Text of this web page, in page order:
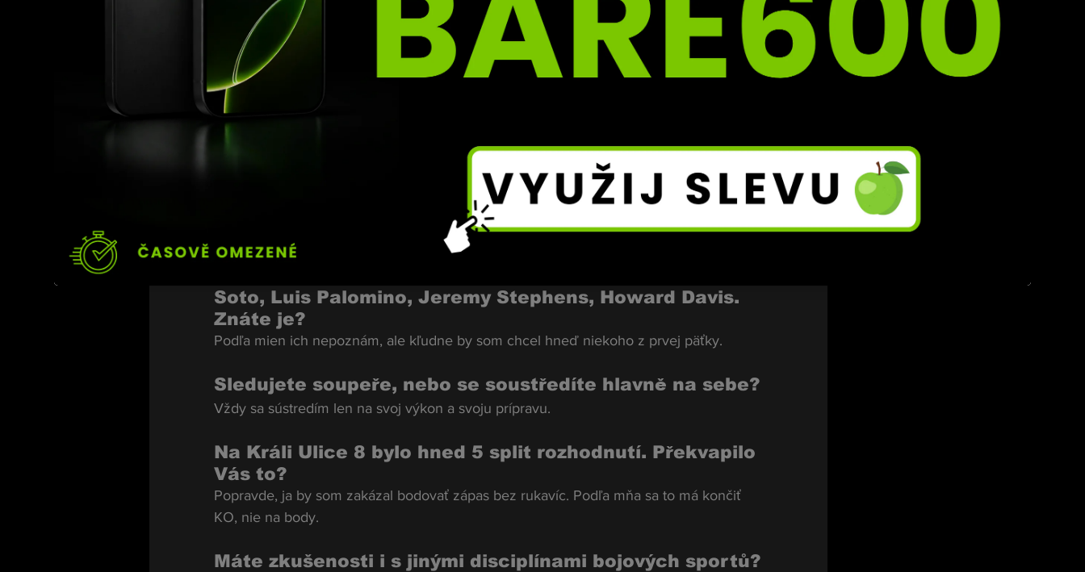
Kromě Králi Ulice – kterou českou nebo slovenskou
organizaci máte nejraději?
Páči sa mi, ako to robí Oktagon, ale rád si pozriem aj Clash.
A ve světě?
Klasika – UFC.
Zmínil jste, že míříte do BKFC. Jaké jsou Vaše ambice?
Áno, smerujem tam a ambície mám veľké – určite chcem získať titul, tentokrát už
svetový. Nechodím sa nikde len zúčastňovať alebo to skúšať. Makám preto, aby som
vyhrával. Všetko mám ešte pred sebou.
Soto, Luis Palomino, Jeremy Stephens, Howard Davis.
Znáte je?
Podľa mien ich nepoznám, ale kľudne by som chcel hneď niekoho z prvej päťky.
Sledujete soupeře, nebo se soustředíte hlavně na sebe?
Vždy sa sústredím len na svoj výkon a svoju prípravu.
Na Králi Ulice 8 bylo hned 5 split rozhodnutí. Překvapilo
Vás to?
Popravde, ja by som zakázal bodovať zápas bez rukavíc. Podľa mňa sa to má končiť
KO, nie na body.
Máte zkušenosti i s jinými disciplínami bojových sportů?